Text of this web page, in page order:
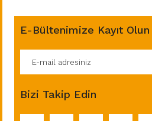
E-Bültenimize Kayıt Olun
Bizi Takip Edin